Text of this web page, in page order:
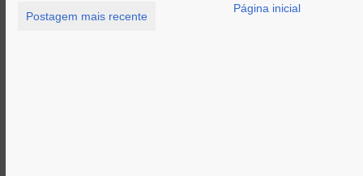
Postagem mais recente
Página inicial